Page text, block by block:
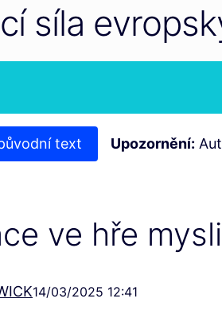
síla
text Upozornění:
ve hře mysli
14/03/2025 12:41